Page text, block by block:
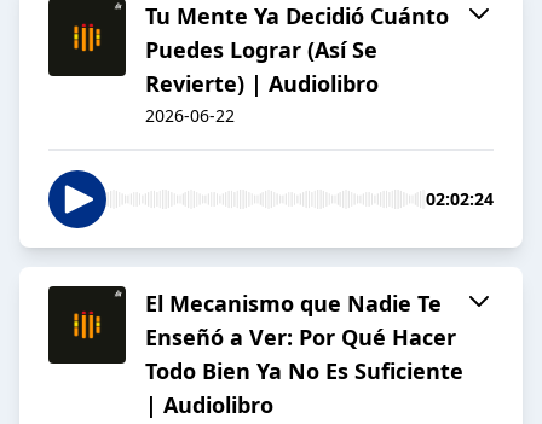
Tu Mente Ya Decidió Cuánto
Puedes Lograr (Así Se
Revierte) | Audiolibro
2026-06-22
02:02:24
El Mecanismo que Nadie Te
Enseñó a Ver: Por Qué Hacer
Todo Bien Ya No Es Suficiente
| Audiolibro